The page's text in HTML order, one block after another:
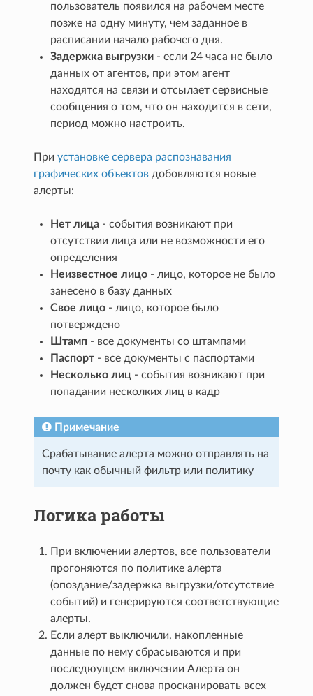
пользователь появился на рабочем месте
позже на одну минуту, чем заданное в
расписании начало рабочего дня.
Задержка выгрузки - если 24 часа не было
данных от агентов, при этом агент
находятся на связи и отсылает сервисные
сообщения о том, что он находится в сети,
период можно настроить.
Приустановке сервера распознавания
графических объектов добовляются новые
алерты:
Нет лица - события возникают при
отсутствии лица или не возможности его
определения
Неизвестное лицо - лицо, которое не было
занесено в базу данных
Cвое лицо - лицо, которое было
потверждено
Штамп - все документы со штампами
Паспорт - все документы с паспортами
Несколько лиц - события возникают при
попадании несколких лиц в кадр
Примечание
Срабатывание алерта можно отправлять на
почту как обычный фильтр или политику
Логика работы
При включении алертов, все пользователи
прогоняются по политике алерта
(опоздание/задержка выгрузки/отсутствие
событий) и генерируются соответствующие
алерты.
Если алерт выключили, накопленные
данные по нему сбрасываются и при
последюущем включении Алерта он
должен будет снова просканировать всех